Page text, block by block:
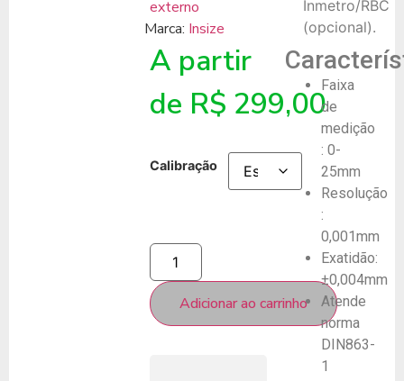
externo
Marca: Insize
A partir
de R$ 299,00
Calibração
Adicionar ao carrinho
Inmetro/RBC
(opcional).
Faixa
de
medição
: 0-
25mm
Resolução
:
0,001mm
Exatidão:
±0,004mm
Atende
norma
DIN863-
1